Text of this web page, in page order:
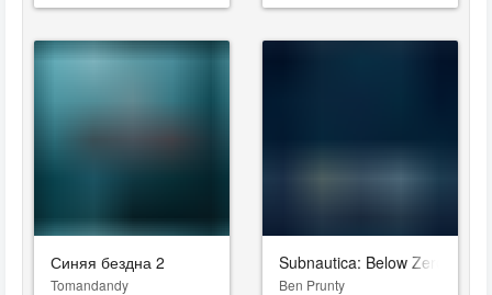
Синяя бездна 2
Tomandandy
Subnautica: Below Zero
Ben Prunty